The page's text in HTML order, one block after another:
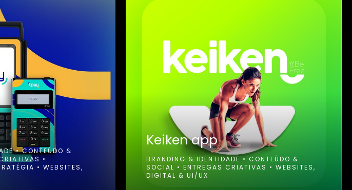
•CONTEÚDO &
•
•WEBSITES,
Keiken app
BRANDING & IDENTIDADE• CONTEÚDO &
SOCIAL • ENTREGAS CRIATIVAS • WEBSITES,
DIGITAL & UI/UX